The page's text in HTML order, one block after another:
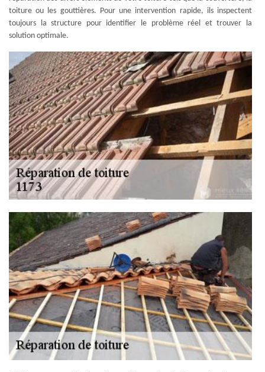
toiture ou les gouttières. Pour une intervention rapide, ils inspectent
toujours la structure pour identifier le problème réel et trouver la
solution optimale.